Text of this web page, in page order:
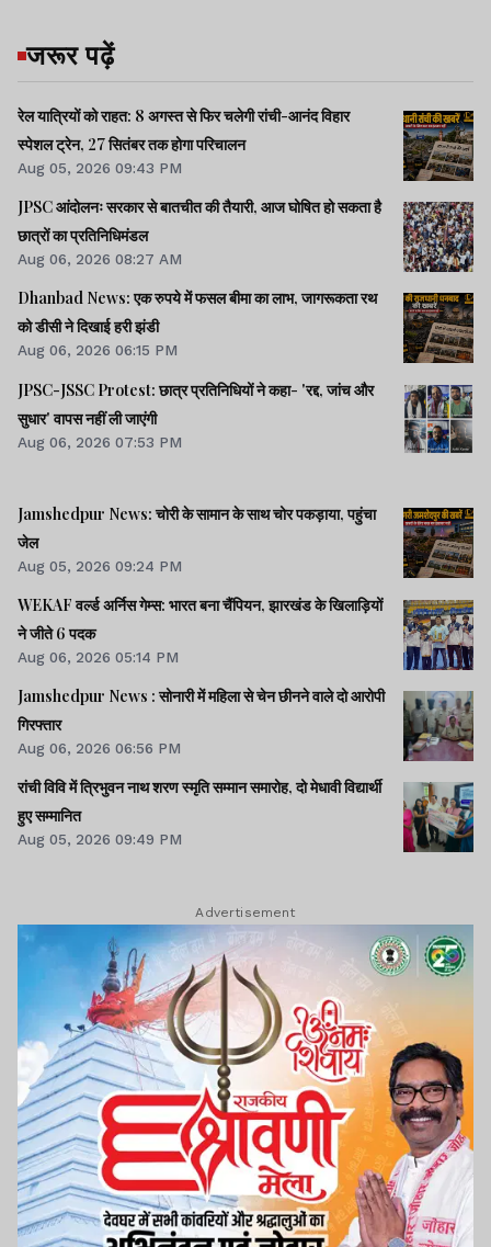
जरूर पढ़ें
रेल यात्रियों को राहत: 8 अगस्त से फिर चलेगी रांची-आनंद विहार
स्पेशल ट्रेन, 27 सितंबर तक होगा परिचालन
Aug 05, 2026 09:43 PM
JPSC आंदोलनः सरकार से बातचीत की तैयारी, आज घोषित हो सकता है
छात्रों का प्रतिनिधिमंडल
Aug 06, 2026 08:27 AM
Dhanbad News: एक रुपये में फसल बीमा का लाभ, जागरूकता रथ
को डीसी ने दिखाई हरी झंडी
Aug 06, 2026 06:15 PM
JPSC-JSSC Protest: छात्र प्रतिनिधियों ने कहा- 'रद्द, जांच और
सुधार' वापस नहीं ली जाएंगी
Aug 06, 2026 07:53 PM
Jamshedpur News: चोरी के सामान के साथ चोर पकड़ाया, पहुंचा
जेल
Aug 05, 2026 09:24 PM
WEKAF वर्ल्ड अर्निस गेम्स: भारत बना चैंपियन, झारखंड के खिलाड़ियों
ने जीते 6 पदक
Aug 06, 2026 05:14 PM
Jamshedpur News : सोनारी में महिला से चेन छीनने वाले दो आरोपी
गिरफ्तार
Aug 06, 2026 06:56 PM
रांची विवि में त्रिभुवन नाथ शरण स्मृति सम्मान समारोह, दो मेधावी विद्यार्थी
हुए सम्मानित
Aug 05, 2026 09:49 PM
Advertisement